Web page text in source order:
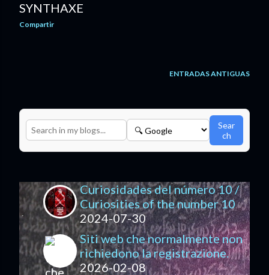
SYNTHAXE
Compartir
ENTRADAS ANTIGUAS
Sear
ch
Curiosidades del número 10 /
Curiosities of the number 10
2024-07-30
Siti web che normalmente non
richiedono la registrazione.
2026-02-08